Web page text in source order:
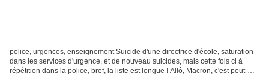
police, urgences, enseignement Suicide d'une directrice d'école, saturation
dans les services d'urgence, et de nouveau suicides, mais cette fois ci à
répétition dans la police, bref, la liste est longue ! Allô, Macron, c'est peut-